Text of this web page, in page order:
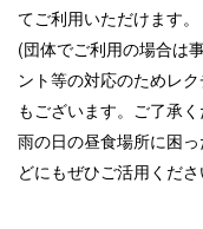
てご利用いただけます。
(団体でご利用の場合は
ント等の対応のためレ
もございます。ご了承
雨の日の昼食場所に困
どにもぜひご活用くださ